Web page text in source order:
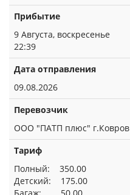
Прибытие
9 Августа, воскресенье
22:39
Дата отправления
09.08.2026
Перевозчик
ООО "ПАТП плюс" г.Ковров
Тариф
Полный: 350.00
Детский: 175.00